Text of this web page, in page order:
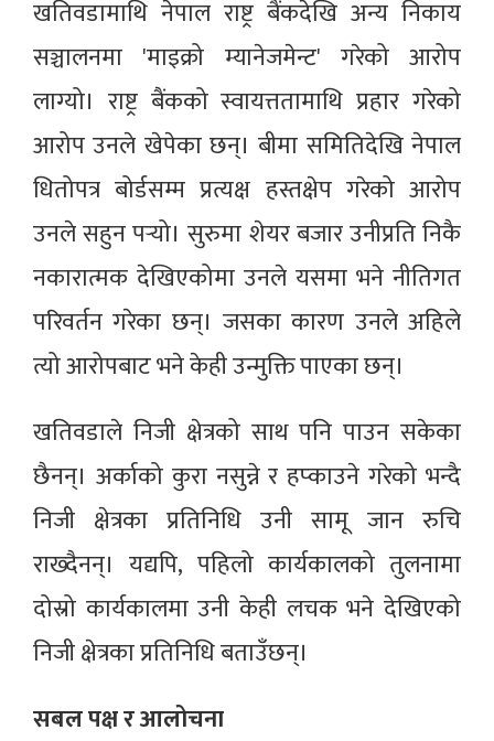
खतिवडामाथि नेपाल राष्ट्र बैंकदेखि अन्य निकाय
सञ्चालनमा 'माइक्रो म्यानेजमेन्ट' गरेको आरोप
लाग्यो। राष्ट्र बैंकको स्वायत्ततामाथि प्रहार गरेको
आरोप उनले खेपेका छन्। बीमा समितिदेखि नेपाल
धितोपत्र बोर्डसम्म प्रत्यक्ष हस्तक्षेप गरेको आरोप
उनले सहुन पर्‍यो। सुरुमा शेयर बजार उनीप्रति निकै
नकारात्मक देखिएकोमा उनले यसमा भने नीतिगत
परिवर्तन गरेका छन्। जसका कारण उनले अहिले
त्यो आरोपबाट भने केही उन्मुक्ति पाएका छन्।
खतिवडाले निजी क्षेत्रको साथ पनि पाउन सकेका
छैनन्। अर्काको कुरा नसुन्ने र हप्काउने गरेको भन्दै
निजी क्षेत्रका प्रतिनिधि उनी सामू जान रुचि
राख्दैनन्। यद्यपि, पहिलो कार्यकालको तुलनामा
दोस्रो कार्यकालमा उनी केही लचक भने देखिएको
निजी क्षेत्रका प्रतिनिधि बताउँछन्।
सबल पक्ष र आलोचना